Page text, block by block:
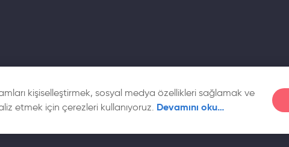
kişiselleştirmek, sosyal medya özellikleri sağlamak ve
etmek için çerezleri kullanıyoruz. Devamını oku…
ilişkiler, iletişim, biyokimya ve ekonomidir. Batı New
üzerinden 80 olması ve Toefl’dan 525 (bilgisayarlı sistemden 197 )
eğitim verilen özel okuldan mezun olan yabancı öğrenciler için
okulda gerekli bölümler için matematik skorunun 80